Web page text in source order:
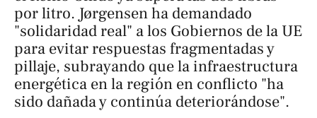
por litro. Jørgensen ha demandado
"solidaridad real" a los Gobiernos de la UE
para evitar respuestas fragmentadas y
pillaje, subrayando que la infraestructura
energética en la región en conflicto "ha
sido dañada y continúa deteriorándose".